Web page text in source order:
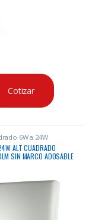
Cotizar
6W a 24W
ALT CUADRADO
SIN MARCO ADOSABLE